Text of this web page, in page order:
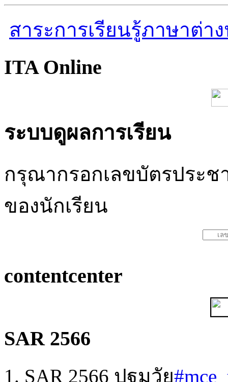
สาระการเรียนรู้ภาษาต่า
ITA Online
ระบบดูผลการเรียน
กรุณากรอกเลขบัตรประช
ของนักเรียน
contentcenter
SAR 2566
1. SAR 2566 ปฐมวัย